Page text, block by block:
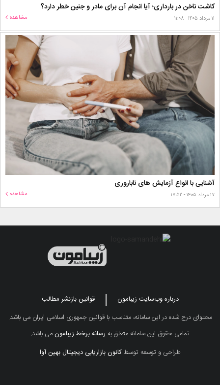
کاشت ناخن در بارداری؛ آیا انجام آن برای مادر و جنین خطر دارد؟
۱۱ مرداد ۱۴۰۵ - ۱۱:۰۸ مشاهده
آشنایی با انواع آزمایش های ناباروری
۱۷ مرداد ۱۴۰۵ - ۱۷:۵۲ مشاهده
درباره وب‌سایت زیبامون
قوانین بازنشر مطالب
محتوای درج شده در این سامانه، متناسب با قوانین جمهوری اسلامی ایران می باشد.
تمامی حقوق این سامانه متعلق به رسانه برخط زیبامونمی باشد.
طراحی و توسعه توسطکانون بازاریابی دیجیتال بهین آوا